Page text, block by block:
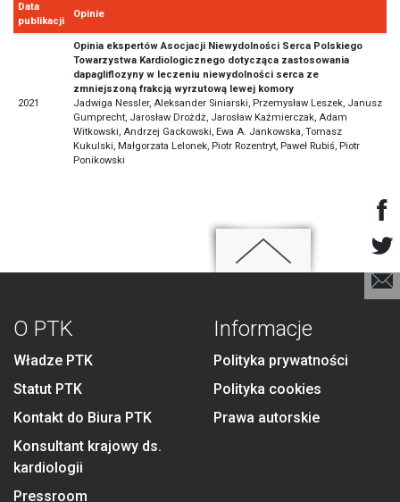
Data
publikacji
Opinie
2021
Opinia ekspertów Asocjacji Niewydolności Serca Polskiego
Towarzystwa Kardiologicznego dotycząca zastosowania
dapagliflozyny w leczeniu niewydolności serca ze
zmniejszoną frakcją wyrzutową lewej komory
Jadwiga Nessler, Aleksander Siniarski, Przemysław Leszek, Janusz
Gumprecht, Jarosław Drożdż, Jarosław Kaźmierczak, Adam
Witkowski, Andrzej Gackowski, Ewa A. Jankowska, Tomasz
Kukulski, Małgorzata Lelonek, Piotr Rozentryt, Paweł Rubiś, Piotr
Ponikowski
O PTK
Władze PTK
Statut PTK
Kontakt do Biura PTK
Konsultant krajowy ds.
kardiologii
Pressroom
Informacje
Polityka prywatności
Polityka cookies
Prawa autorskie